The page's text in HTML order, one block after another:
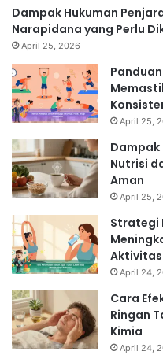
Dampak Hukuman
Narapidana yang Perlu
April 25, 2026
April 25,
Dampak
Nutrisi
Aman
April 25,
Strategi
Aktivitas
April 24,
Cara
Ringan
Kimia
April 24,